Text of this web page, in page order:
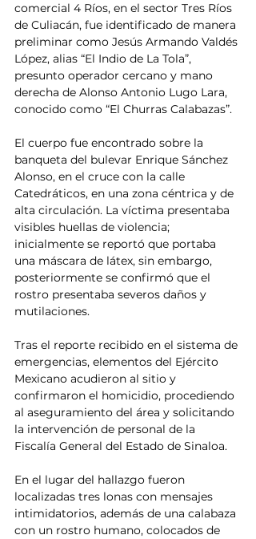
comercial 4 Ríos, en el sector Tres Ríos
de Culiacán, fue identificado de manera
preliminar como Jesús Armando Valdés
López, alias “El Indio de La Tola”,
presunto operador cercano y mano
derecha de Alonso Antonio Lugo Lara,
conocido como “El Churras Calabazas”.
El cuerpo fue encontrado sobre la
banqueta del bulevar Enrique Sánchez
Alonso, en el cruce con la calle
Catedráticos, en una zona céntrica y de
alta circulación. La víctima presentaba
visibles huellas de violencia;
inicialmente se reportó que portaba
una máscara de látex, sin embargo,
posteriormente se confirmó que el
rostro presentaba severos daños y
mutilaciones.
Tras el reporte recibido en el sistema de
emergencias, elementos del Ejército
Mexicano acudieron al sitio y
confirmaron el homicidio, procediendo
al aseguramiento del área y solicitando
la intervención de personal de la
Fiscalía General del Estado de Sinaloa.
En el lugar del hallazgo fueron
localizadas tres lonas con mensajes
intimidatorios, además de una calabaza
con un rostro humano, colocados de